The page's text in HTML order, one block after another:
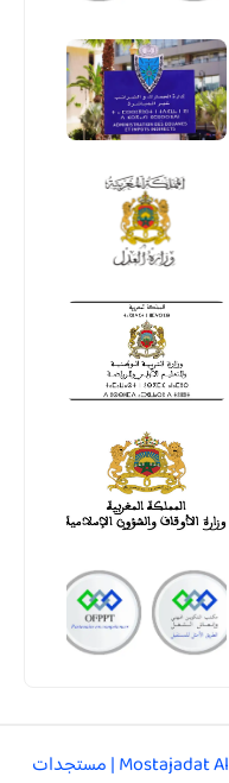
Mostajadat Alwadifa | مستجدات